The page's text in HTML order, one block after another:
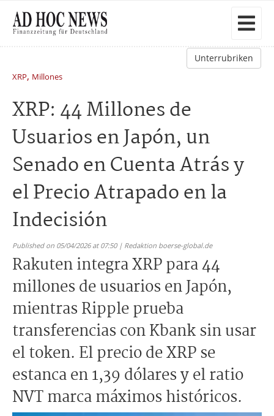
Unterrubriken
XRP, Millones
XRP: 44 Millones de
Usuarios en Japón, un
Senado en Cuenta Atrás y
el Precio Atrapado en la
Indecisión
Published on 05/04/2026 at 07:50 | Redaktion boerse-global.de
Rakuten integra XRP para 44
millones de usuarios en Japón,
mientras Ripple prueba
transferencias con Kbank sin usar
el token. El precio de XRP se
estanca en 1,39 dólares y el ratio
NVT marca máximos históricos.